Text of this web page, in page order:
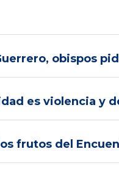
obispos
es violencia y
frutos del